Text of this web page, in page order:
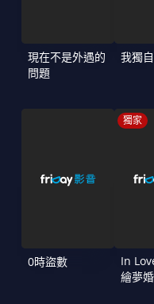
現在不是外遇的
問題
我獨
0時盜數
獨家
In
繪夢